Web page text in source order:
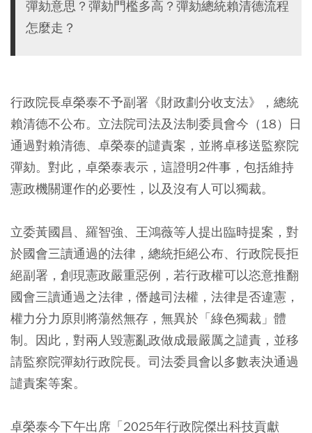
彈劾意思？彈劾門檻多高？彈劾總統賴清德流程
怎麼走？
行政院長卓榮泰不予副署《財政劃分收支法》，總統
賴清德不公布。立法院司法及法制委員會今（18）日
通過對賴清德、卓榮泰的譴責案，並將卓移送監察院
彈劾。對此，卓榮泰表示，這證明2件事，包括維持
憲政機關運作的必要性，以及沒有人可以獨裁。
立委黃國昌、羅智強、王鴻薇等人提出臨時提案，對
於國會三讀通過的法律，總統拒絕公布、行政院長拒
絕副署，創現憲政嚴重惡例，若行政權可以恣意推翻
國會三讀通過之法律，僭越司法權，法律是否違憲，
權力分力原則將蕩然無存，無異於「綠色獨裁」體
制。因此，對兩人毀憲亂政做成最嚴厲之譴責，並移
請監察院彈劾行政院長。司法委員會以多數表決通過
譴責案等案。
卓榮泰今下午出席「2025年行政院傑出科技貢獻